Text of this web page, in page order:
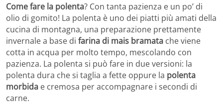
Come fare la polenta? Con tanta pazienza e un po’ di
olio di gomito! La polenta è uno dei piatti più amati della
cucina di montagna, una preparazione prettamente
invernale a base di farina di mais bramata che viene
cotta in acqua per molto tempo, mescolando con
pazienza. La polenta si può fare in due versioni: la
polenta dura che si taglia a fette oppure la polenta
morbida e cremosa per accompagnare i secondi di
carne.